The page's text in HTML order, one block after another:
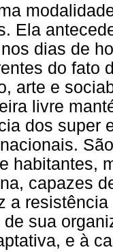
Ela
dias de
do fato
arte e
livre
dos super
habitantes,
capazes
a
sua
e à